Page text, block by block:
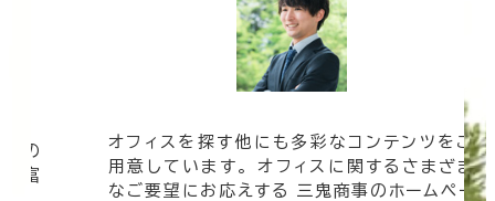
の
豊富
オフィスを探す他にも多彩なコンテンツをご
用意しています。 オフィスに関するさまざま
なご要望にお応えする 三鬼商事のホームペー